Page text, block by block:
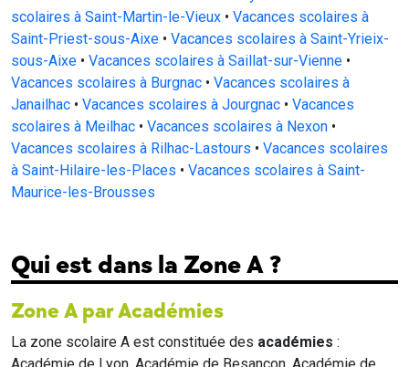
scolaires à Saint-Martin-le-Vieux • Vacances scolaires à
Saint-Priest-sous-Aixe • Vacances scolaires à Saint-Yrieix-
sous-Aixe • Vacances scolaires à Saillat-sur-Vienne •
Vacances scolaires à Burgnac • Vacances scolaires à
Janailhac • Vacances scolaires à Jourgnac • Vacances
scolaires à Meilhac • Vacances scolaires à Nexon •
Vacances scolaires à Rilhac-Lastours • Vacances scolaires
à Saint-Hilaire-les-Places • Vacances scolaires à Saint-
Maurice-les-Brousses
Qui est dans la Zone A ?
Zone A par Académies
La zone scolaire A est constituée des académies :